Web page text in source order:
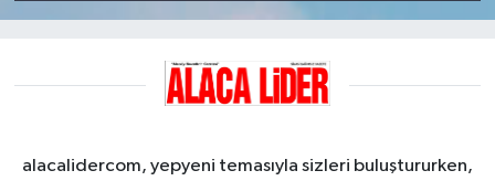
alacalidercom, yepyeni temasıyla sizleri buluştururken,